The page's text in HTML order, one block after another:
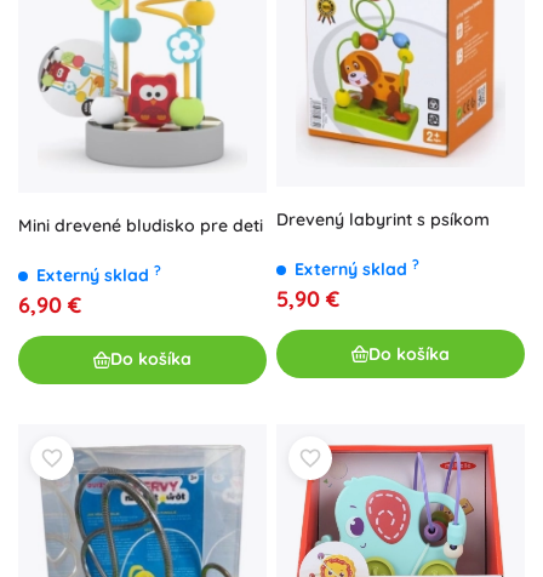
Mini drevené bludisko pre deti
Externý sklad ?
6,90 €
Do košíka
Drevený labyrint s psíkom
Externý sklad ?
5,90 €
Do košíka